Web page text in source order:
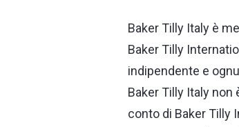
Baker Tilly Italy è
Baker Tilly
indipendente e
Baker Tilly Italy non
conto di Baker Tilly